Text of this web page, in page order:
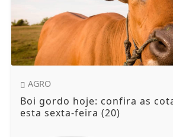
AGRO
Boi gordo hoje: confira as
esta sexta-feira (20)